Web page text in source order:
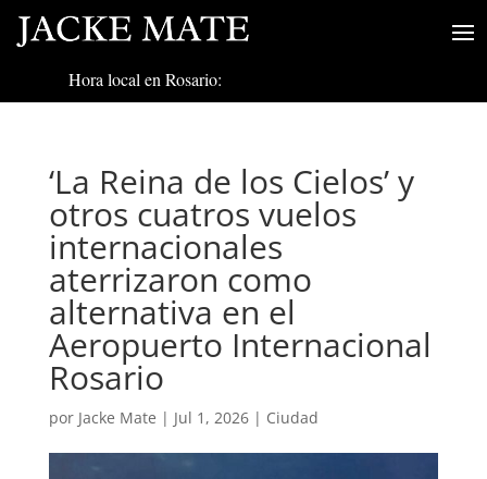
Hora local en Rosario:
‘La Reina de los Cielos’ y
otros cuatros vuelos
internacionales
aterrizaron como
alternativa en el
Aeropuerto Internacional
Rosario
por Jacke Mate | Jul 1, 2026| Ciudad